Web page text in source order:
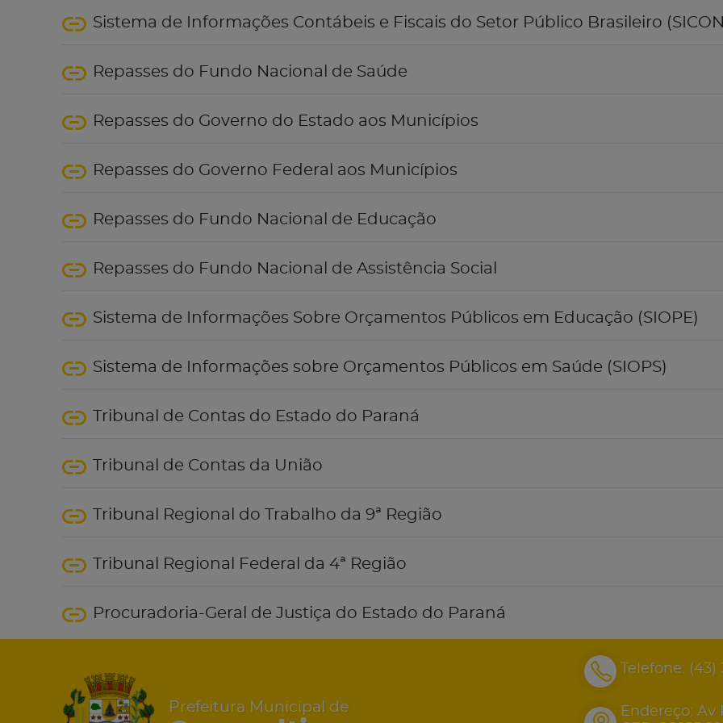
Sistema de Informações Contábeis e Fiscais do Setor Público Brasileiro
Repasses do Fundo Nacional de Saúde
Repasses do Governo do Estado aos Municípios
Repasses do Governo Federal aos Municípios
Repasses do Fundo Nacional de Educação
Repasses do Fundo Nacional de Assistência Social
Sistema de Informações Sobre Orçamentos Públicos em Educação (SIOPE)
Sistema de Informações sobre Orçamentos Públicos em Saúde (SIOPS)
Tribunal de Contas do Estado do Paraná
Tribunal de Contas da União
Tribunal Regional do Trabalho da 9ª Região
Tribunal Regional Federal da 4ª Região
Procuradoria-Geral de Justiça do Estado do Paraná
Prefeitura Municipal de
Telefone: (43)
Endereço: Av